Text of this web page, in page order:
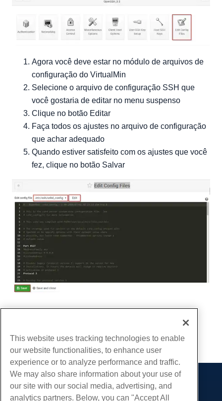
Agora você deve estar no módulo de arquivos de
configuração do VirtualMin
Selecione o arquivo de configuração SSH que
você gostaria de editar no menu suspenso
Clique no botão Editar
Faça todos os ajustes no arquivo de configuração
que achar adequado
Quando estiver satisfeito com os ajustes que você
fez, clique no botão Salvar
cópia de URL
Produtos
This website uses tracking technologies to enable
our website functionalities, to enhance user
experience or to analyze performance and traffic.
We may also share information about your use of
our site with our social media, advertising, and
analytics partners. Below, you can "Accept All